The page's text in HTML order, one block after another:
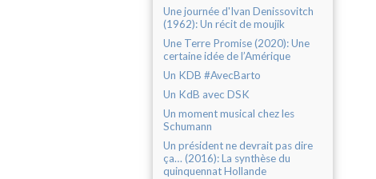
Une journée d'Ivan Denissovitch
(1962): Un récit de moujik
Une Terre Promise (2020): Une
certaine idée de l’Amérique
Un KDB #AvecBarto
Un KdB avec DSK
Un moment musical chez les
Schumann
Un président ne devrait pas dire
ça… (2016): La synthèse du
quinquennat Hollande